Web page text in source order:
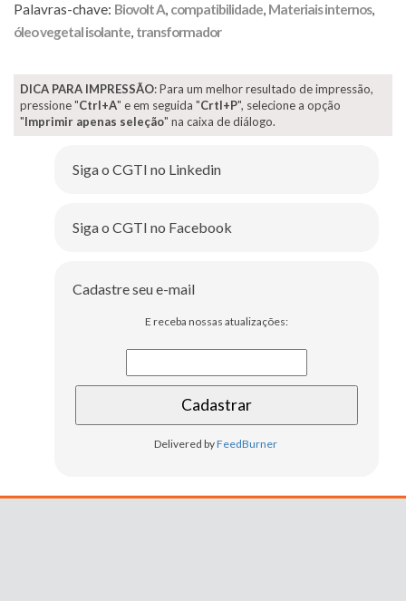
Palavras-chave: Biovolt A, compatibilidade, Materiais internos,
óleo vegetal isolante, transformador
DICA PARA IMPRESSÃO: Para um melhor resultado de impressão,
pressione "Ctrl+A" e em seguida "Crtl+P", selecione a opção
"Imprimir apenas seleção" na caixa de diálogo.
Siga o CGTI no Linkedin
Siga o CGTI no Facebook
Cadastre seu e-mail
E receba nossas atualizações:
Delivered byFeedBurner